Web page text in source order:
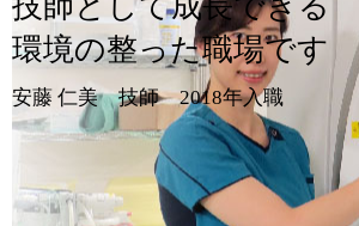
技師として成長できる
環境の整った職場です
安藤 仁美 技師 2018年入職